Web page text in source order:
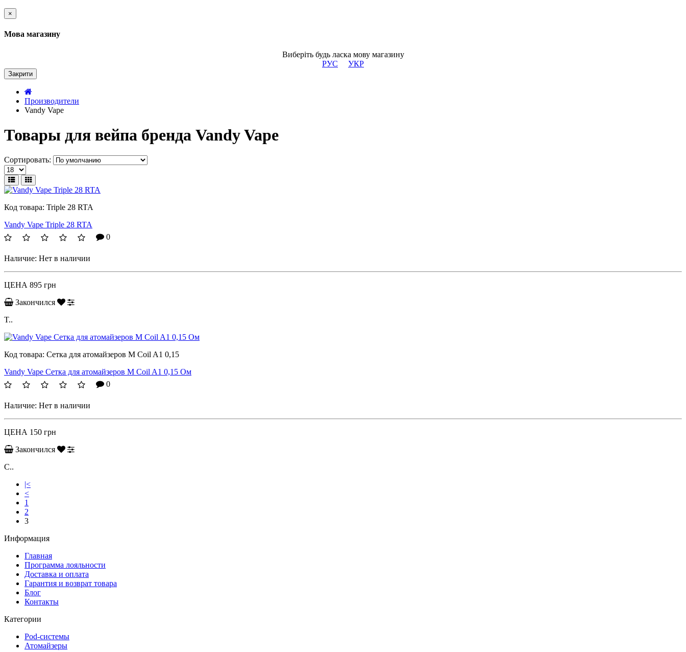
×
Мова магазину
Виберіть будь ласка мову магазину
РУС
УКР
Закрити
Производители
Vandy Vape
Товары для вейпа бренда Vandy Vape
Сортировать:
Код товара: Triple 28 RTA
Vandy Vape Triple 28 RTA
0
Наличие: Нет в наличии
ЦЕНА 895 грн
Закончился
T..
Код товара: Сетка для атомайзеров M Coil A1 0,15
Vandy Vape Сетка для атомайзеров M Coil A1 0,15 Ом
0
Наличие: Нет в наличии
ЦЕНА 150 грн
Закончился
С..
|<
<
1
2
3
Информация
Главная
Программа лояльности
Доставка и оплата
Гарантия и возврат товара
Блог
Контакты
Категории
Pod-системы
Атомайзеры